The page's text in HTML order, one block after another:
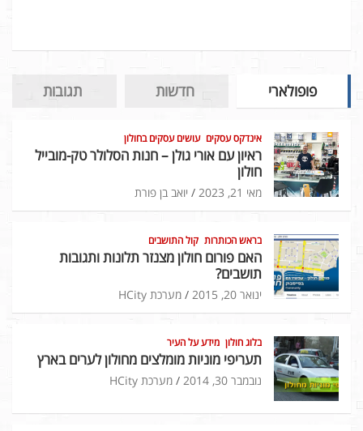
פופולארי חדשות תגובות
אינדקס עסקים עושים עסקים בחולון
ראיון עם אורי גולן – חנות הסלולר טק-מובייל
חולון
מאי 21, 2023 יואב בן פורת
בראש הכותרות קול התושבים
האם פורום חולון מצנזר תלונות ותגובות
תושבים?
ינואר 20, 2015 מערכת HCity
בלוג חולון מידע על העיר
תעריפי מוניות מומלצים מחולון לערים בארץ
נובמבר 30, 2014 מערכת HCity